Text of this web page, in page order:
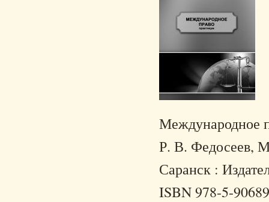
Международное
Р. В. Федосеев,
Саранск :
ISBN 978-5-